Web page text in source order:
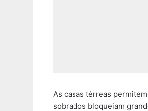
As casas térreas
sobrados bloqueiam